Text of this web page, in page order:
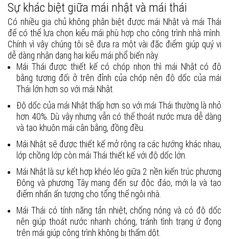
Sự khác biệt giữa mái nhật và mái thái
Có nhiều gia chủ không phân biệt được mái Nhật và mái Thái
để có thể lựa chọn kiểu mái phù hợp cho công trình nhà mình.
Chính vì vậy chúng tôi sẽ đưa ra một vài đặc điểm giúp quý vị
dễ dàng nhận dạng hai kiểu mái phổ biến này.
Mái Thái được thiết kế có chóp nhọn thì mái Nhật có độ
bằng tương đối ở trên đỉnh của chóp nên độ dốc của mái
Thái lớn hơn so với mái Nhật.
Độ dốc của mái Nhật thấp hơn so với mái Thái thường là nhỏ
hơn 40%. Dù vậy nhưng vẫn có thể thoát nước mưa dễ dàng
và tạo khuôn mái cân bằng, đồng đều.
Mái Nhật sẽ được thiết kế mở rộng ra các hướng khác nhau,
lớp chồng lớp còn mái Thái thiết kế với độ dốc lớn.
Mái Nhật là sự kết hợp khéo léo giữa 2 nền kiến trúc phương
Đông và phương Tây mang đến sự độc đáo, mới lạ và tạo
điểm nhấn ấn tượng cho tổng thể ngôi nhà.
Mái Thái có tính năng tản nhiệt, chống nóng và có độ dốc
nên giúp thoát nước nhanh chóng, tránh tình trạng ứ đọng
trên mái giúp công trình không bị thấm dột.